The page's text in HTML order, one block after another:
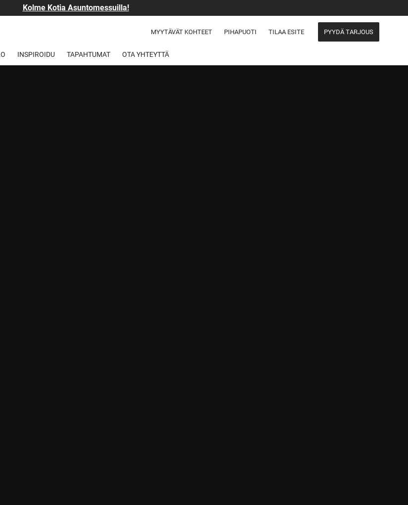
Kolme Kotia Asuntomessuilla!
MYYTÄVÄT KOHTEET PIHAPUOTI TILAA ESITE PYYDÄ TARJOUS
INSPIROIDU TAPAHTUMAT OTA YHTEYTTÄ